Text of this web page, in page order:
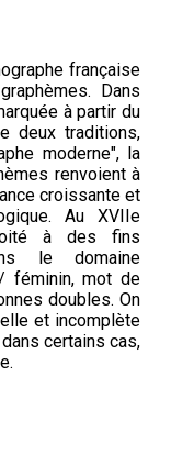
française
Dans
à partir du
deux traditions,
moderne", la
renvoient à
croissante et
Au XVIIe
à des fins
le domaine
féminin, mot de
doubles. On
et incomplète
certains cas,